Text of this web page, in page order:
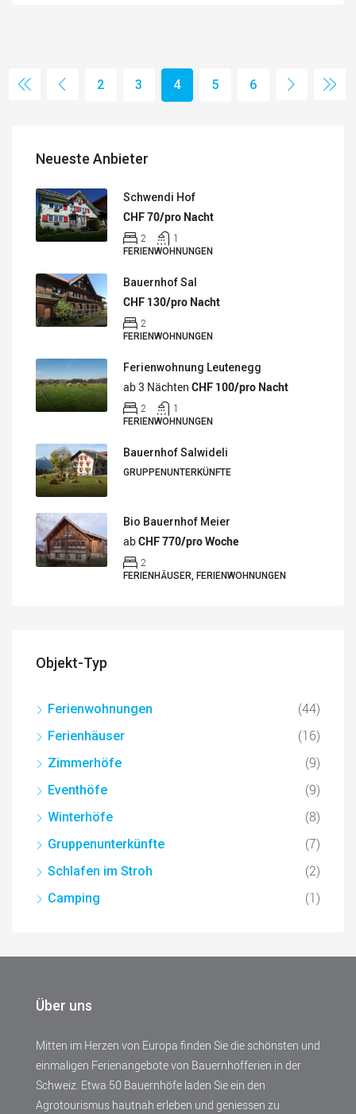
2 3 4 5 6
Neueste Anbieter
Schwendi Hof
CHF 70/pro Nacht
2 1
FERIENWOHNUNGEN
Bauernhof Sal
CHF 130/pro Nacht
2
FERIENWOHNUNGEN
Ferienwohnung Leutenegg
ab 3 Nächten CHF 100/pro Nacht
2 1
FERIENWOHNUNGEN
Bauernhof Salwideli
GRUPPENUNTERKÜNFTE
Bio Bauernhof Meier
abCHF 770/pro Woche
2
FERIENHÄUSER, FERIENWOHNUNGEN
Objekt-Typ
Ferienwohnungen (44)
Ferienhäuser (16)
Zimmerhöfe (9)
Eventhöfe (9)
Winterhöfe (8)
Gruppenunterkünfte (7)
Schlafen im Stroh (2)
Camping (1)
Über uns
Mitten im Herzen von Europa finden Sie die schönsten und
einmaligen Ferienangebote von Bauernhofferien in der
Schweiz. Etwa 50 Bauernhöfe laden Sie ein den
Agrotourismus hautnah erleben und geniessen zu